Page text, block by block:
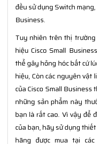
đều sử dụng Switch
Business.
Tuy nhiên trên thị
hiệu Cisco Small
thể gây hỏng hóc bất cứ
hiệu, Còn các nguyên vật
của Cisco Small
những sản phẩm này
bạn là rất cao. Vì vậy để
của bạn, hãy sử dụng
hãng được mua tại